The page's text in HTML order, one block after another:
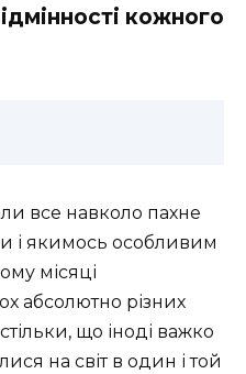
кожного
все навколо пахне
і якимось особливим
місяці
абсолютно різних
що іноді важко
на світ в один і той